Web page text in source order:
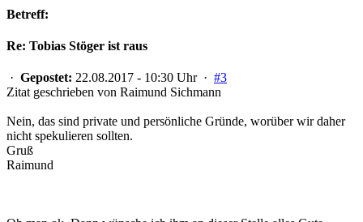
Betreff:
Re: Tobias Stöger ist raus
· Gepostet: 22.08.2017 - 10:30 Uhr · #3
Zitat geschrieben von Raimund Sichmann
Nein, das sind private und persönliche Gründe, worüber wir daher
nicht spekulieren sollten.
Gruß
Raimund